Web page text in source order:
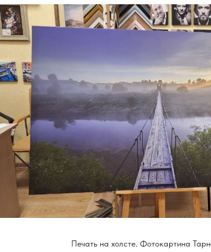
Печать на холсте. Фотокартина